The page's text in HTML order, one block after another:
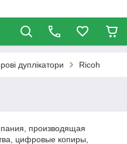
дуплікатори Ricoh
производящая
цифровые копиры,